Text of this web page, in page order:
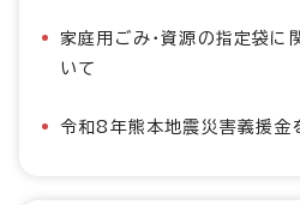
家庭用ごみ・資源の指定袋に
いて
令和8年熊本地震災害義援金